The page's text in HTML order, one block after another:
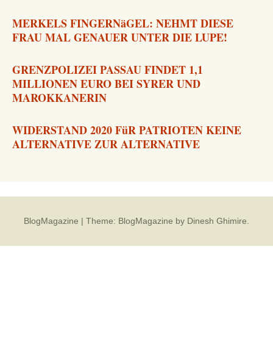
MERKELS FINGERNäGEL: NEHMT DIESE
FRAU MAL GENAUER UNTER DIE LUPE!
GRENZPOLIZEI PASSAU FINDET 1,1
MILLIONEN EURO BEI SYRER UND
MAROKKANERIN
WIDERSTAND 2020 FüR PATRIOTEN KEINE
ALTERNATIVE ZUR ALTERNATIVE
BlogMagazine | Theme: BlogMagazine by Dinesh Ghimire